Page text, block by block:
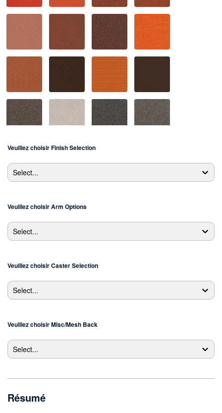
Veuillez choisirFinish Selection
Select...
Veuillez choisirArm Options
Select...
Veuillez choisirCaster Selection
Select...
Veuillez choisirMisc/Mesh Back
Select...
Résumé